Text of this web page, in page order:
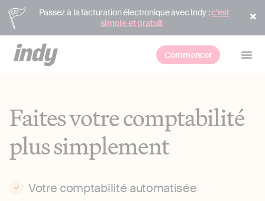
Passez à la facturation électronique avec Indy :c’est
simple et gratuit
Commencer
Faites votre comptabilité
plus simplement
Votre comptabilité automatisée